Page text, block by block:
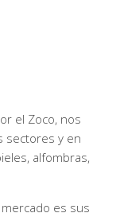
el Zoco, nos
sectores y en
alfombras,
es sus